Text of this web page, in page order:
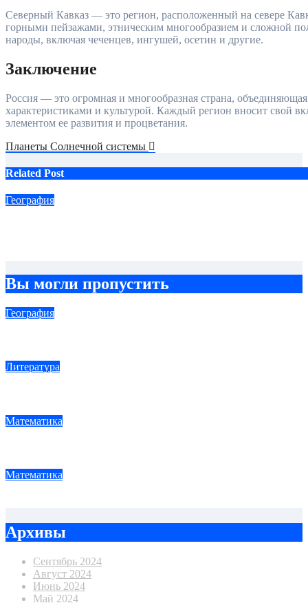
Северный Кавказ — это регион, расположенный на севере
горными пейзажами, этническим многообразием и сложной
народы, включая чеченцев, ингушей, осетин и другие.
Заключение
Россия — это огромная и многообразная страна,
характеристиками и культурой. Каждый регион вносит свой
элементом ее развития и процветания.
Навигация
по
записям
Планеты Солнечной системы
Related Post
География
Вы могли пропустить
География
Литература
Математика
Математика
Архивы
Сентябрь 2024
Август 2024
Июнь 2024
Май 2024